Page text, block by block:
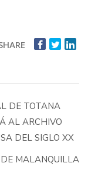
DE TOTANA
AL ARCHIVO
DEL SIGLO XX
MALANQUILLA